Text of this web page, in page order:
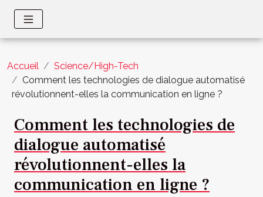
Accueil
Science/High-Tech
Comment les technologies de dialogue automatisé
révolutionnent-elles la communication en ligne ?
Comment les technologies de
dialogue automatisé
révolutionnent-elles la
communication en ligne ?